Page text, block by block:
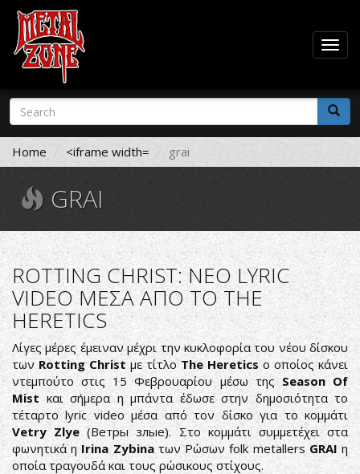
Skip
main
content
Search
form
Search
Home <iframe width= grai
GRAI
ROTTING CHRIST: ΝΕΟ LYRIC
VIDEO ΜΕΣΑ ΑΠΟ ΤΟ THE
HERETICS
Λίγες μέρες έμειναν μέχρι την κυκλοφορία του νέου δίσκου
των Rotting Christ με τίτλοThe Hereticso οποίος κάνει
ντεμπούτο στις 15 Φεβρουαρίου μέσω τηςSeason Of
Mistκαι σήμερα η μπάντα έδωσε στην δημοσιότητα το
τέταρτο lyric video μέσα από τον δίσκο για το κομμάτι
Vetry Zlye(Ветры злые). Στο κομμάτι συμμετέχει στα
φωνητικά ηIrina Zybinaτων Ρώσων folk metallers GRAIη
οποία τραγουδά και τους ρώσικους στίχους.